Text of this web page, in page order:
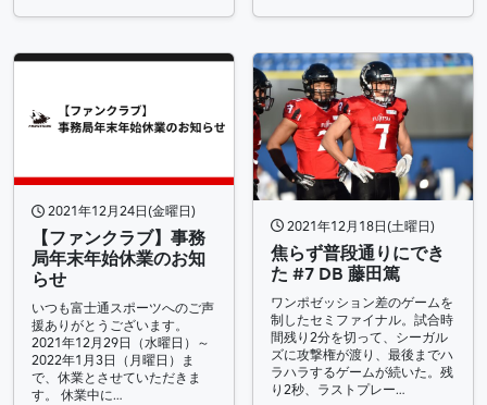
2021年12月24日(金曜日)
【ファンクラブ】事務
局年末年始休業のお知
らせ
いつも富士通スポーツへのご声
援ありがとうございます。
2021年12月29日（水曜日）～
2022年1月3日（月曜日）ま
で、休業とさせていただきま
す。 休業中に…
2021年12月18日(土曜日)
焦らず普段通りにでき
た #7 DB 藤田篤
ワンポゼッション差のゲームを
制したセミファイナル。試合時
間残り2分を切って、シーガル
ズに攻撃権が渡り、最後までハ
ラハラするゲームが続いた。残
り2秒、ラストプレー…